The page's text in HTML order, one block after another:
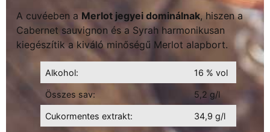
A cuvéeben a Merlot jegyei dominálnak, hiszen a
Cabernet sauvignon és a Syrah harmonikusan
kiegészítik a kiváló minőségű Merlot alapbort.
Alkohol: 16 % vol
Összes sav: 5,2 g/l
Cukormentes extrakt: 34,9 g/l